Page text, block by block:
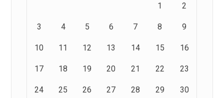
1 2
3 4 5 6 7 8 9
10 11 12 13 14 15 16
17 18 19 20 21 22 23
24 25 26 27 28 29 30